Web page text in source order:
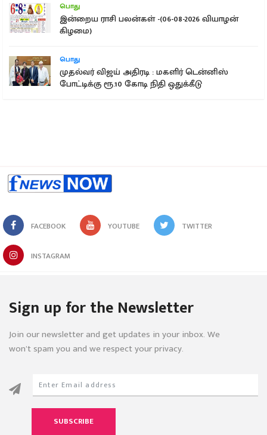
பொது
இன்றைய ராசி பலன்கள் -(06-08-2026 வியாழன்
கிழமை)
பொது
முதல்வர் விஜய் அதிரடி : மகளிர் டென்னிஸ்
போட்டிக்கு ரூ.10 கோடி நிதி ஒதுக்கீடு
FACEBOOK YOUTUBE TWITTER
INSTAGRAM
Sign up for the Newsletter
Join our newsletter and get updates in your inbox. We
won’t spam you and we respect your privacy.
SUBSCRIBE